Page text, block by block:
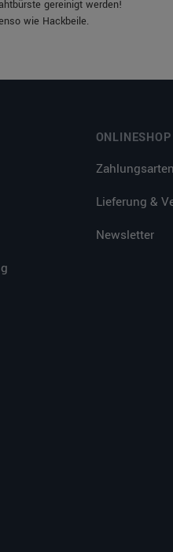
gereinigt werden!
wie Hackbeile.
ONLINESHOP
Zahlungsarten
Lieferung &
Newsletter